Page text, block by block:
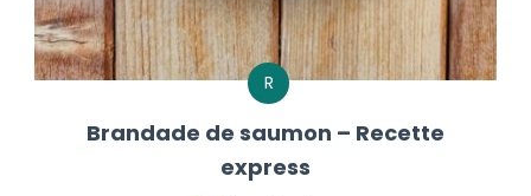
R
Brandade de saumon – Recette
express